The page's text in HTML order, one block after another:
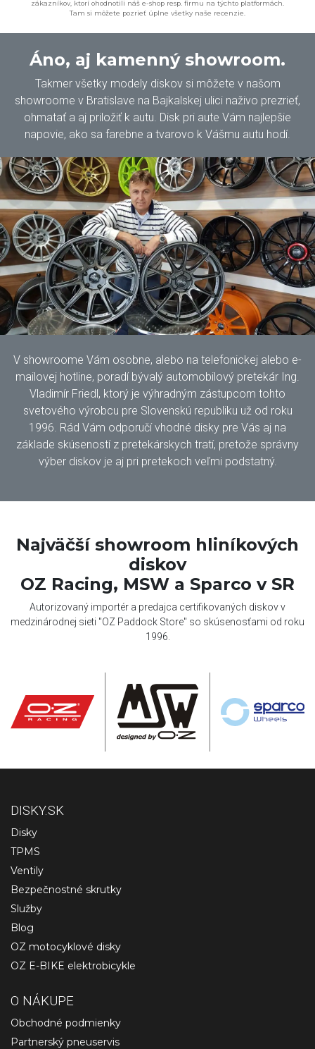
zákazníkov, ktorí ohodnotili náš e-shop resp. firmu na týchto platformách.
Tam si môžete pozrieť úplne všetky naše recenzie.
Áno, aj kamenný showroom.
Takmer všetky modely diskov si môžete v našom
showroome v Bratislave na Bajkalskej ulici naživo prezrieť,
ohmatať a aj priložiť k autu. Disk pri aute Vám najlepšie
napovie, ako sa farebne a tvarovo k Vášmu autu hodí.
V showroome Vám osobne, alebo na telefonickej alebo e-
mailovej hotline, poradí bývalý automobilový pretekár Ing.
Vladimír Friedl, ktorý je výhradným zástupcom tohto
svetového výrobcu pre Slovenskú republiku už od roku
1996. Rád Vám odporučí vhodné disky pre Vás aj na
základe skúseností z pretekárskych tratí, pretože správny
výber diskov je aj pri pretekoch veľmi podstatný.
Najväčší showroom hliníkových
diskov
OZ Racing, MSW a Sparco v SR
Autorizovaný importér a predajca certifikovaných diskov v
medzinárodnej sieti "OZ Paddock Store" so skúsenosťami od roku
1996.
DISKY.SK
Disky
TPMS
Ventily
Bezpečnostné skrutky
Služby
Blog
OZ motocyklové disky
OZ E-BIKE elektrobicykle
O NÁKUPE
Obchodné podmienky
Partnerský pneuservis